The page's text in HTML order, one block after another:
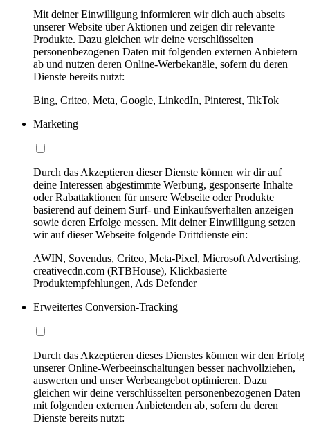
Mit deiner Einwilligung informieren wir dich auch abseits
unserer Website über Aktionen und zeigen dir relevante
Produkte. Dazu gleichen wir deine verschlüsselten
personenbezogenen Daten mit folgenden externen Anbietern
ab und nutzen deren Online-Werbekanäle, sofern du deren
Dienste bereits nutzt:
Bing, Criteo, Meta, Google, LinkedIn, Pinterest, TikTok
Marketing
Durch das Akzeptieren dieser Dienste können wir dir auf
deine Interessen abgestimmte Werbung, gesponserte Inhalte
oder Rabattaktionen für unsere Webseite oder Produkte
basierend auf deinem Surf- und Einkaufsverhalten anzeigen
sowie deren Erfolge messen. Mit deiner Einwilligung setzen
wir auf dieser Webseite folgende Drittdienste ein:
AWIN, Sovendus, Criteo, Meta-Pixel, Microsoft Advertising,
creativecdn.com (RTBHouse), Klickbasierte
Produktempfehlungen, Ads Defender
Erweitertes Conversion-Tracking
Durch das Akzeptieren dieses Dienstes können wir den Erfolg
unserer Online-Werbeeinschaltungen besser nachvollziehen,
auswerten und unser Werbeangebot optimieren. Dazu
gleichen wir deine verschlüsselten personenbezogenen Daten
mit folgenden externen Anbietenden ab, sofern du deren
Dienste bereits nutzt: